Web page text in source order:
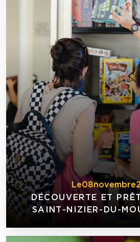
Le08novembre
DÉCOUVERTE ET
SAINT-NIZIER-DU-